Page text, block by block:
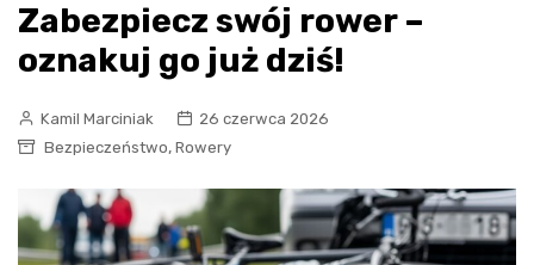
Zabezpiecz swój rower –
oznakuj go już dziś!
Kamil Marciniak
26 czerwca 2026
Bezpieczeństwo, Rowery